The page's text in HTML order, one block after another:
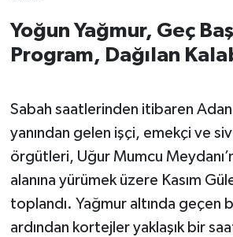
Yoğun Yağmur, Geç
Program, Dağılan
Sabah saatlerinden itibaren
yanından gelen işçi, emekçi ve
örgütleri, Uğur Mumcu
alanına yürümek üzere Kasım
toplandı. Yağmur altında geçen
ardından kortejler yaklaşık bir